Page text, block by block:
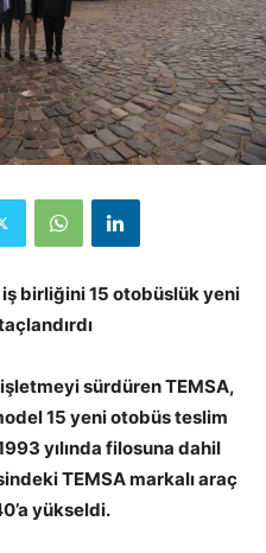
iş birliğini 15 otobüslük yeni
sürdüren TEMSA,
15 yeni otobüs teslim
yılında filosuna dahil
TEMSA markalı araç
yükseldi.